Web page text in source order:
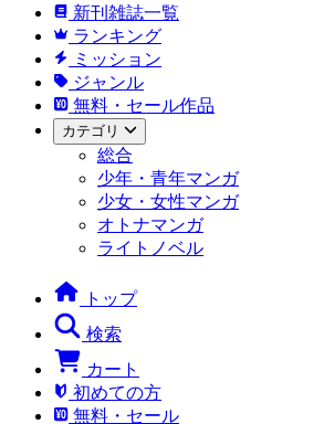
新刊雑誌一覧
ランキング
ミッション
ジャンル
無料・セール作品
カテゴリ
総合
少年・青年マンガ
少女・女性マンガ
オトナマンガ
ライトノベル
トップ
検索
カート
初めての方
無料・セール